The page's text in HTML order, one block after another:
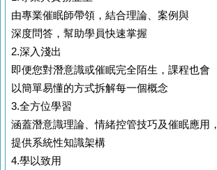
由專業催眠師帶領，結合理論、案例與
深度問答，幫助學員快速掌握
2.深入淺出
即便您對潛意識或催眠完全陌生，課程也會
以簡單易懂的方式拆解每一個概念
3.全方位學習
涵蓋潛意識理論、情緒控管技巧及催眠應用，
提供系統性知識架構
4.學以致用